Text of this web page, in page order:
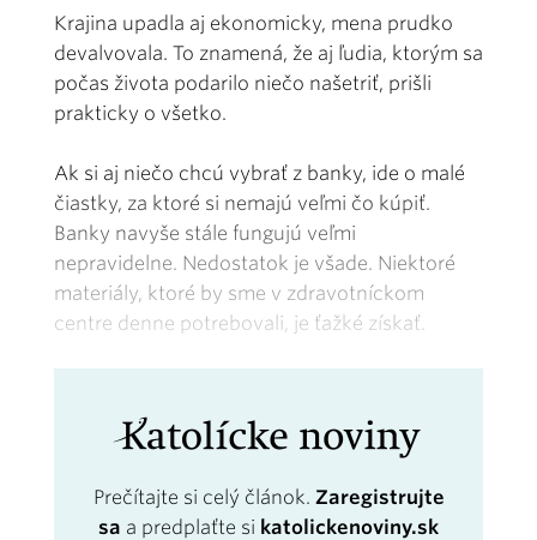
Krajina upadla aj ekonomicky, mena prudko
devalvovala. To znamená, že aj ľudia, ktorým sa
počas života podarilo niečo našetriť, prišli
prakticky o všetko.
Ak si aj niečo chcú vybrať z banky, ide o malé
čiastky, za ktoré si nemajú veľmi čo kúpiť.
Banky navyše stále fungujú veľmi
nepravidelne. Nedostatok je všade. Niektoré
materiály, ktoré by sme v zdravotníckom
centre denne potrebovali, je ťažké získať.
Prečítajte si celý článok. Zaregistrujte
sa a predplaťte si katolickenoviny.sk